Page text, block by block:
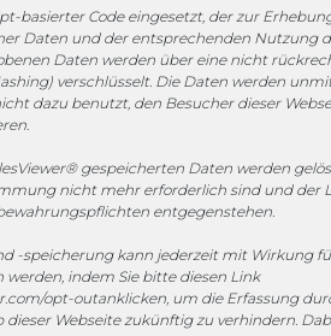
basierter Code eingesetzt, der zur
Daten und der entsprechenden Nutzung
Daten werden über eine nicht
verschlüsselt. Die Daten werden
dazu benutzt, den Besucher dieser
gespeicherten Daten werden
nicht mehr erforderlich sind und der
entgegenstehen.
-speicherung kann jederzeit mit Wirkung
indem Sie bitte diesen Link
opt-outanklicken, um die Erfassung
dieser Webseite zukünftig zu verhindern.
Sponsoring